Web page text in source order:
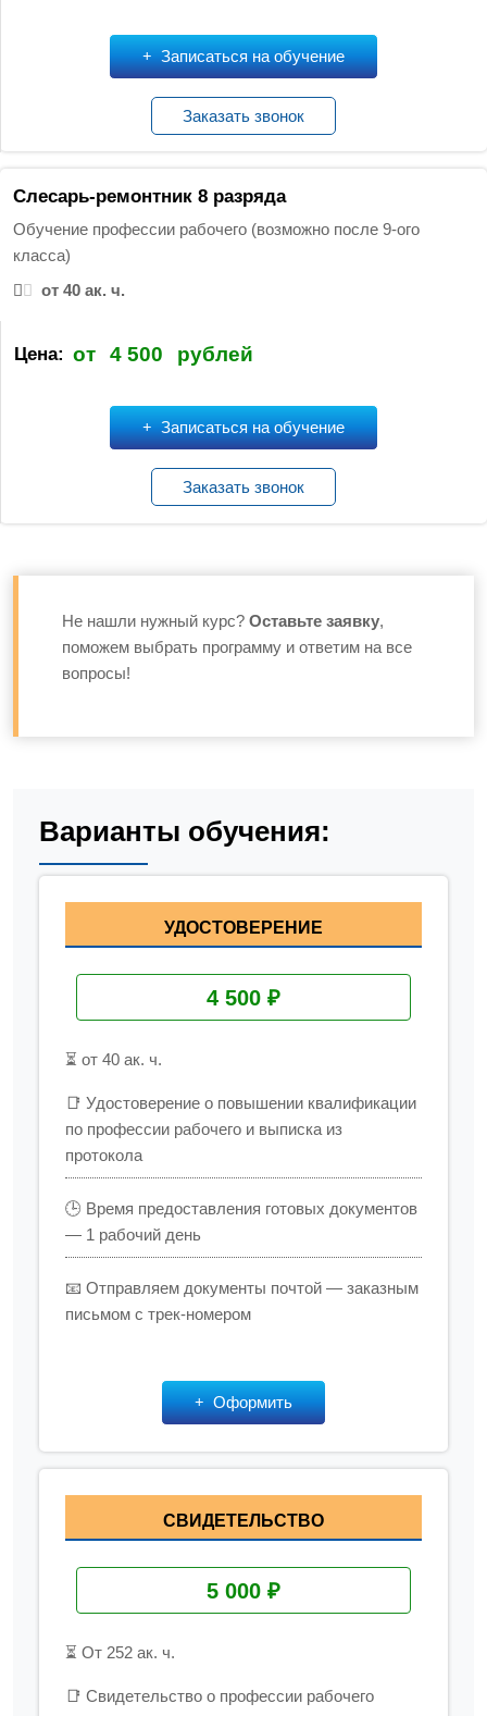
Записаться на обучение
Заказать звонок
Слесарь-ремонтник 8 разряда
Обучение профессии рабочего (возможно после 9-ого
класса)
от 40 ак. ч.
Цена: от 4 500 рублей
Записаться на обучение
Заказать звонок
Не нашли нужный курс? Оставьте заявку,
поможем выбрать программу и ответим на все
вопросы!
Варианты обучения:
УДОСТОВЕРЕНИЕ
4 500 ₽
⏳ от 40 ак. ч.
📑 Удостоверение о повышении квалификации
по профессии рабочего и выписка из
протокола
🕒 Время предоставления готовых документов
— 1 рабочий день
📧 Отправляем документы почтой — заказным
письмом с трек-номером
Оформить
СВИДЕТЕЛЬСТВО
5 000 ₽
⏳ От 252 ак. ч.
📑 Свидетельство о профессии рабочего